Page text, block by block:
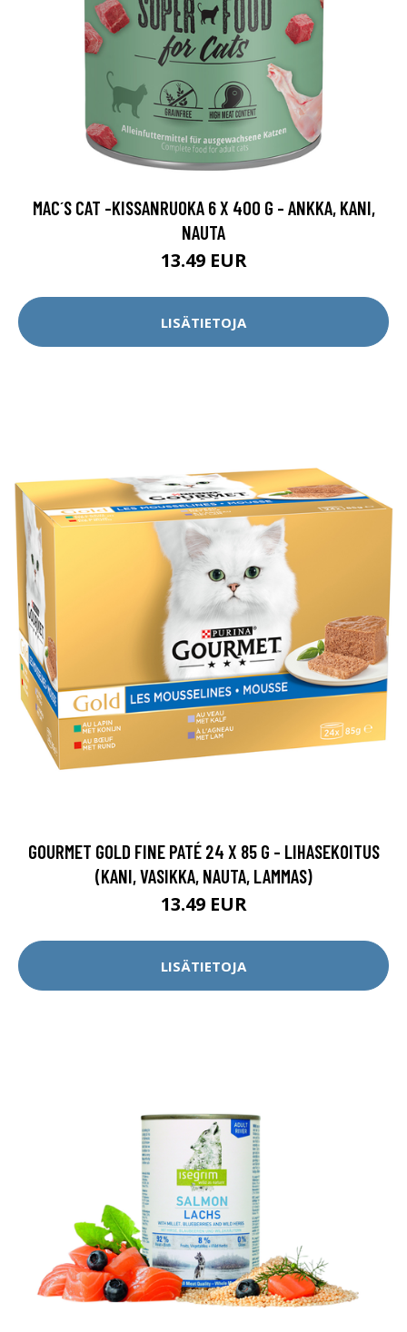
MAC´S CAT -KISSANRUOKA 6 X 400 G - ANKKA, KANI,
NAUTA
13.49 EUR
LISÄTIETOJA
GOURMET GOLD FINE PATÉ 24 X 85 G - LIHASEKOITUS
(KANI, VASIKKA, NAUTA, LAMMAS)
13.49 EUR
LISÄTIETOJA